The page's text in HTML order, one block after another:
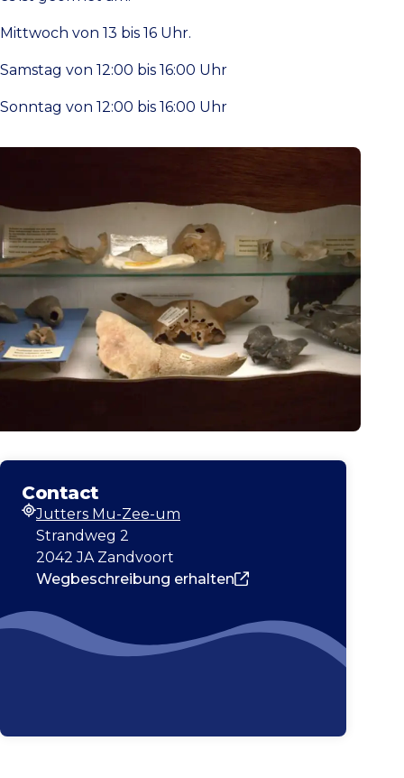
Mittwoch von 13 bis 16 Uhr.
Samstag von 12:00 bis 16:00 Uhr
Sonntag von 12:00 bis 16:00 Uhr
Contact
Adresse
Jutters Mu-Zee-um
Strandweg 2
2042 JA Zandvoort
Wegbeschreibung erhalten